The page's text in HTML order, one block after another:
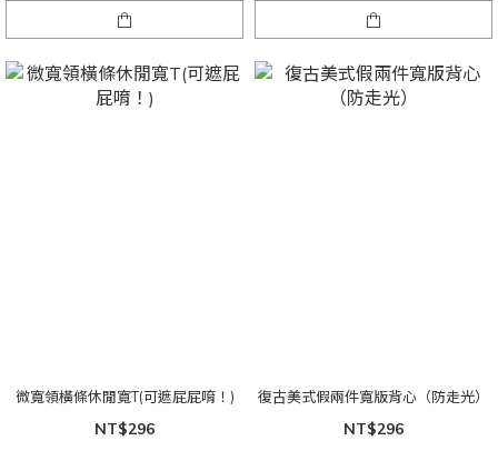
微寬領橫條休閒寬T(可遮屁屁唷！)
NT$296
復古美式假兩件寬版背心（防走光）
NT$296